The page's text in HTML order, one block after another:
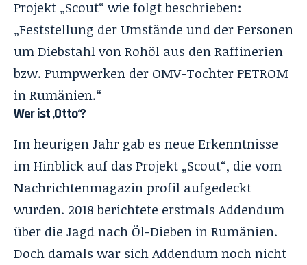
Projekt „Scout“ wie folgt beschrieben:
„Feststellung der Umstände und der Personen
um Diebstahl von Rohöl aus den Raffinerien
bzw. Pumpwerken der OMV-Tochter PETROM
in Rumänien.“
Wer ist ‚Otto‘?
Im heurigen Jahr gab es neue Erkenntnisse
im Hinblick auf das Projekt „Scout“, die vom
Nachrichtenmagazinprofil aufgedeckt
wurden. 2018 berichtete erstmals Addendum
über die Jagd nach Öl-Dieben in Rumänien.
Doch damals war sich Addendum noch nicht